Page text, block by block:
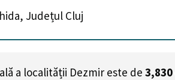
Județul Cluj
a localității Dezmir este de 3,830